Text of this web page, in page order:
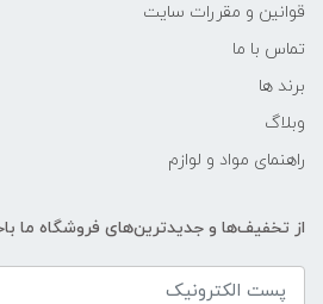
قوانین و مقررات سایت
تماس با ما
برند ها
وبلاگ
راهنمای مواد و لوازم
از تخفیف‌ها و جدیدترین‌های فروشگاه ما